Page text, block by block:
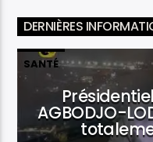
DERNIÈRES
SANTÉ
AGBODJO-